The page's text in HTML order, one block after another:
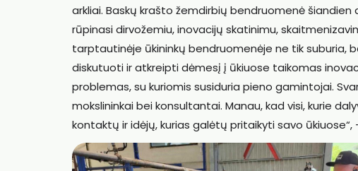
arkliai. Baskų krašto žemdirbių bendruomenė
rūpinasi dirvožemiu, inovacijų skatinimu,
tarptautinėje ūkininkų bendruomenėje ne tik suburia,
diskutuoti ir atkreipti dėmesį į ūkiuose taikomas
problemas, su kuriomis susiduria pieno gamintojai.
mokslininkai bei konsultantai. Manau, kad visi, kurie
kontaktų ir idėjų, kurias galėtų pritaikyti savo ūkiuose“,